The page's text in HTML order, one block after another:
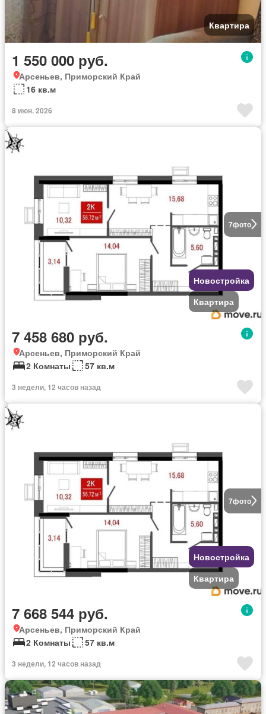
Квартира
1 550 000 руб.
Арсеньев, Приморский Край
16 кв.м
8 июн. 2026
7фото
Новостройка
Квартира
7 458 680 руб.
Арсеньев, Приморский Край
2 Комнаты
57 кв.м
3 недели, 12 часов назад
7фото
Новостройка
Квартира
7 668 544 руб.
Арсеньев, Приморский Край
2 Комнаты
57 кв.м
3 недели, 12 часов назад